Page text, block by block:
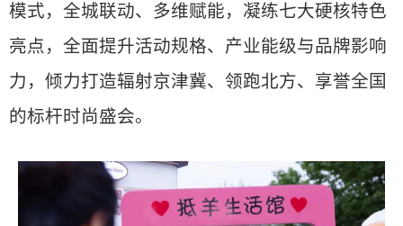
模式，全城联动、多维赋能，凝练七大硬核特色
亮点，全面提升活动规格、产业能级与品牌影响
力，倾力打造辐射京津冀、领跑北方、享誉全国
的标杆时尚盛会。